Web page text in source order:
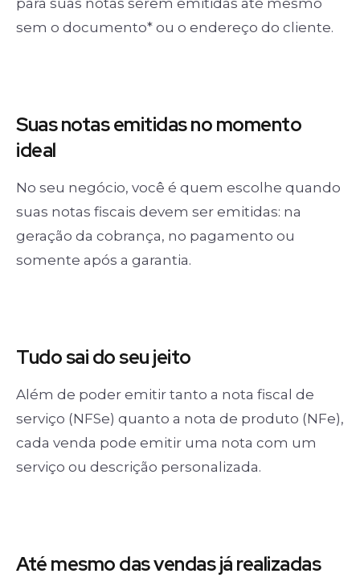
para suas notas serem emitidas até mesmo
sem o documento* ou o endereço do cliente.
Suas notasemitidas no momento
ideal
No seu negócio, você é quem escolhe quando
suas notas fiscais devem ser emitidas: na
geração da cobrança, no pagamento ou
somente após a garantia.
Tudo saido seu jeito
Além de poder emitir tanto a nota fiscal de
serviço (NFSe) quanto a nota de produto (NFe),
cada venda pode emitir uma nota com um
serviço ou descrição personalizada.
Até mesmo dasvendas já realizadas